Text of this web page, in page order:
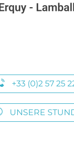
+33 (0)2 57 25
UNSERE